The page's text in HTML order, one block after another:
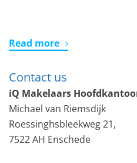
Read more
Contact us
iQ Makelaars
Michael van Riemsdijk
Roessinghsbleekweg 21,
7522 AH Enschede